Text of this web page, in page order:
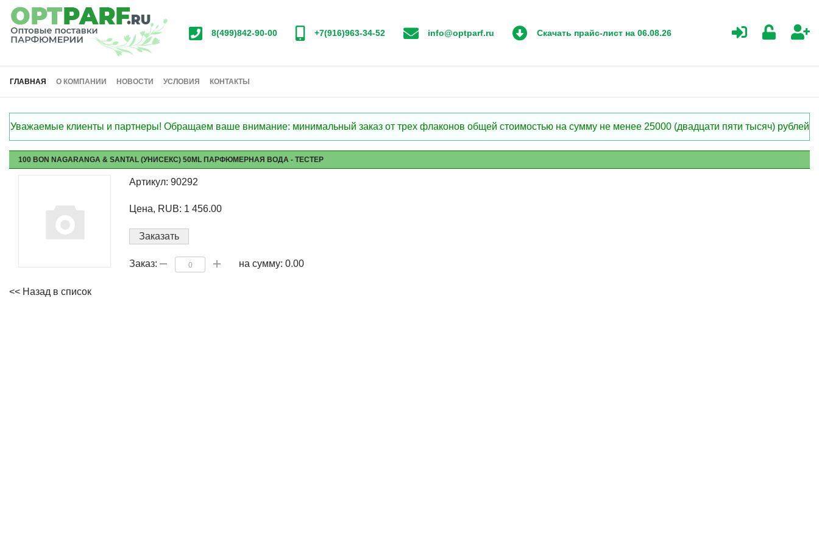
8(499)842-90-00 +7(916)963-34-52 info@optparf.ru Скачать прайс-лист на 06.08.26
ГЛАВНАЯ О КОМПАНИИ НОВОСТИ УСЛОВИЯ КОНТАКТЫ
Уважаемые клиенты и партнеры! Обращаем ваше внимание: минимальный заказ от трех флаконов общей стоимостью на сумму не менее 25000 (двадцати пяти тысяч) рублей
100 BON NAGARANGA & SANTAL (УНИСЕКС) 50ML ПАРФЮМЕРНАЯ ВОДА - ТЕСТЕР
Артикул: 90292
Цена, RUB: 1 456.00
Заказать
Заказ: на сумму: 0.00
<< Назад в список